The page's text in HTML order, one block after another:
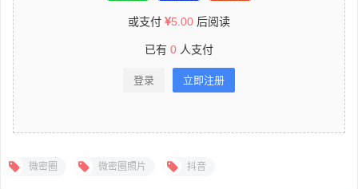
或支付 5.00 后阅读
已有 0 人支付
登录 立即注册
微密圈 微密圈照片 抖音